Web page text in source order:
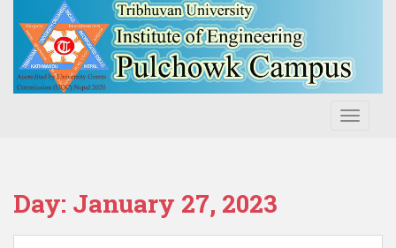
Day: January 27, 2023